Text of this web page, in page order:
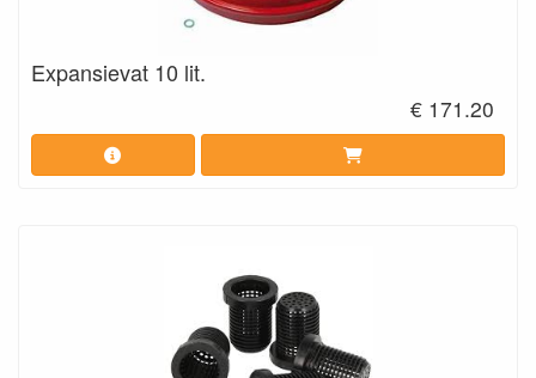
Expansievat 10 lit.
€ 171.20